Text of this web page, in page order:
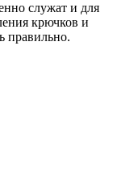
служат и для
крючков и
правильно.